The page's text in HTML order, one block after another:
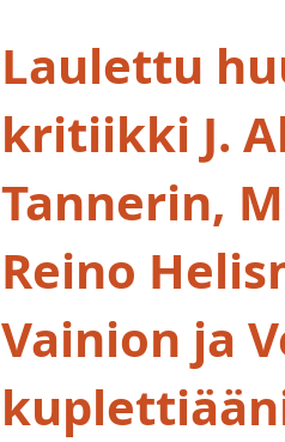
Laulettu
kritiikki J.
Tannerin,
Reino
Vainion ja